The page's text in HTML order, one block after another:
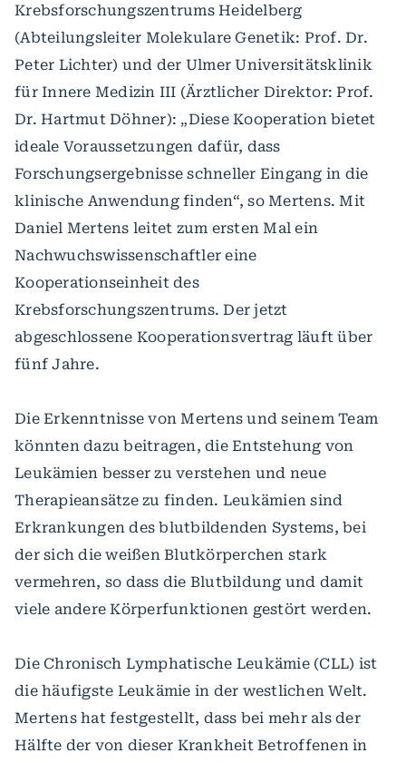
Krebsforschungszentrums Heidelberg
(Abteilungsleiter Molekulare Genetik: Prof. Dr.
Peter Lichter) und der Ulmer Universitätsklinik
für Innere Medizin III (Ärztlicher Direktor: Prof.
Dr. Hartmut Döhner): „Diese Kooperation bietet
ideale Voraussetzungen dafür, dass
Forschungsergebnisse schneller Eingang in die
klinische Anwendung finden“, so Mertens. Mit
Daniel Mertens leitet zum ersten Mal ein
Nachwuchswissenschaftler eine
Kooperationseinheit des
Krebsforschungszentrums. Der jetzt
abgeschlossene Kooperationsvertrag läuft über
fünf Jahre.
Die Erkenntnisse von Mertens und seinem Team
könnten dazu beitragen, die Entstehung von
Leukämien besser zu verstehen und neue
Therapieansätze zu finden. Leukämien sind
Erkrankungen des blutbildenden Systems, bei
der sich die weißen Blutkörperchen stark
vermehren, so dass die Blutbildung und damit
viele andere Körperfunktionen gestört werden.
Die Chronisch Lymphatische Leukämie (CLL) ist
die häufigste Leukämie in der westlichen Welt.
Mertens hat festgestellt, dass bei mehr als der
Hälfte der von dieser Krankheit Betroffenen in